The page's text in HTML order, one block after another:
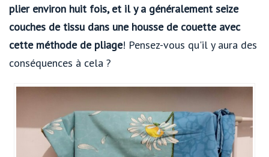
plier environ huit fois, et il y a généralement seize
couches de tissu dans une housse de couette avec
cette méthode de pliage! Pensez-vous qu'il y aura des
conséquences à cela ?